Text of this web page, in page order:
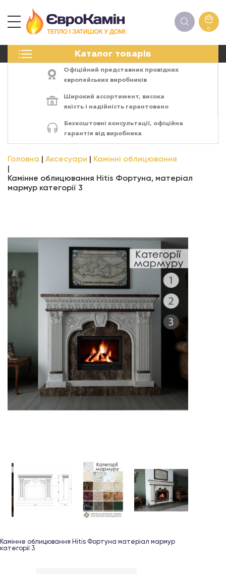
0
Каталог товарів
ПЕЧІ
ЕЛЕКТРОКАМІНИ
АКСЕСУАРИ
Офіційний представник провідних
європейських виробників
Широкий ассортимент, висока
якість і надійність гарантовано
Безкоштовні консультації, офіційна
гарантія від виробника
Головна Аксесуари Камінні облицювання
Камінне облицювання Hitis Фортуна, матеріал
мармур категорії 3
Камінне облицювання Hitis Фортуна матеріал мармур
категорії 3